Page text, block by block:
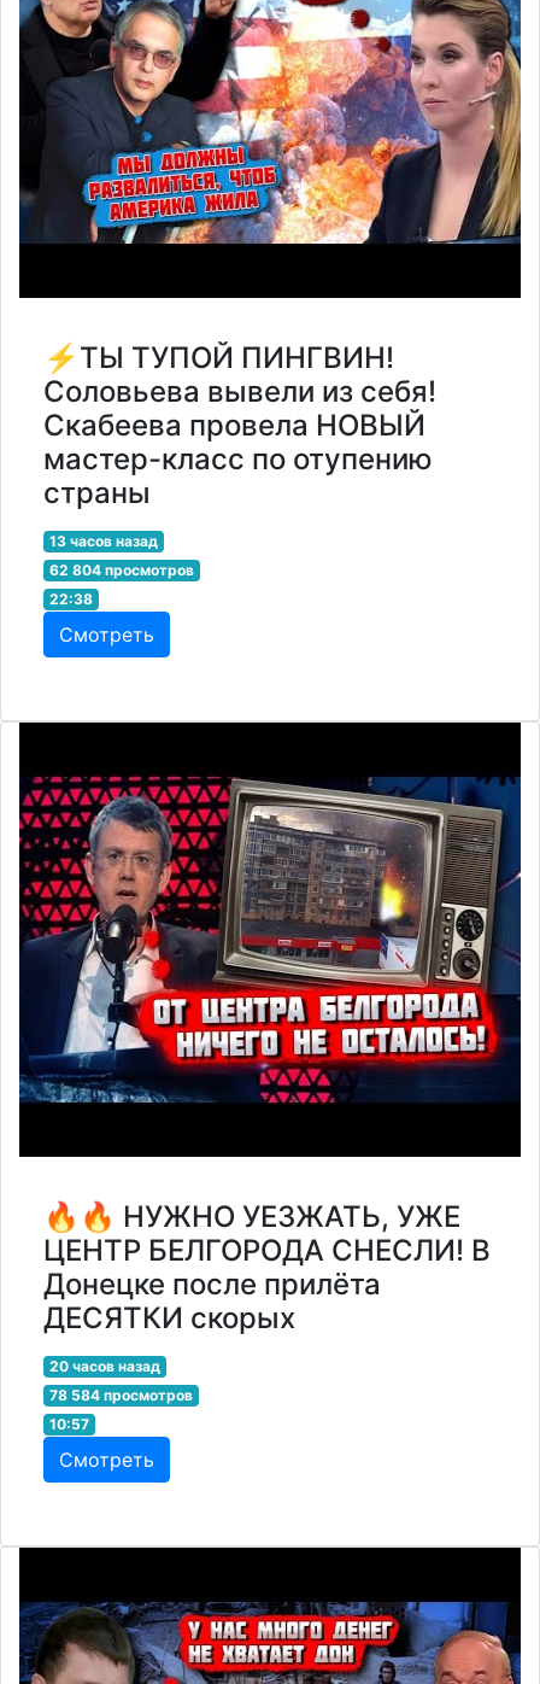
⚡️ТЫ ТУПОЙ ПИНГВИН!
Соловьева вывели из себя!
Скабеева провела НОВЫЙ
мастер-класс по отупению
страны
13 часов назад
62 804 просмотров
22:38
Смотреть
🔥🔥 НУЖНО УЕЗЖАТЬ, УЖЕ
ЦЕНТР БЕЛГОРОДА СНЕСЛИ! В
Донецке после прилёта
ДЕСЯТКИ скорых
20 часов назад
78 584 просмотров
10:57
Смотреть